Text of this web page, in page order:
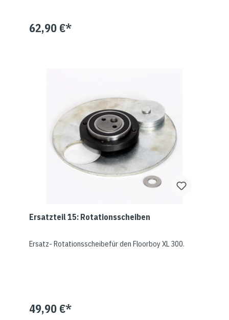
62,90 €*
Ersatzteil 15: Rotationsscheiben
Ersatz- Rotationsscheibefür den Floorboy XL 300.
49,90 €*